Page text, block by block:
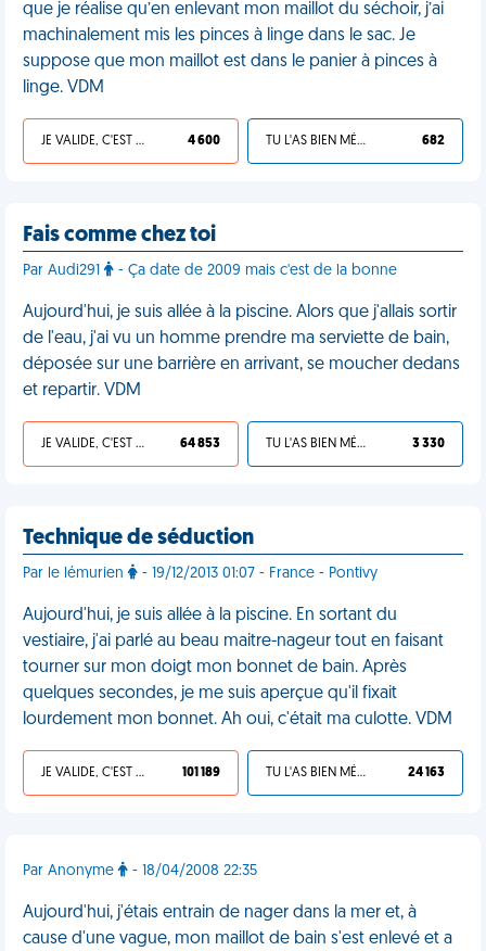
que je réalise qu’en enlevant mon maillot du séchoir, j’ai
machinalement mis les pinces à linge dans le sac. Je
suppose que mon maillot est dans le panier à pinces à
linge. VDM
JE VALIDE, C'EST UNE VDM 4 600 TU L'AS BIEN MÉRITÉ 682
Fais comme chez toi
Par Audi291 - Ça date de 2009 mais c'est de la bonne
Aujourd'hui, je suis allée à la piscine. Alors que j'allais sortir
de l'eau, j'ai vu un homme prendre ma serviette de bain,
déposée sur une barrière en arrivant, se moucher dedans
et repartir. VDM
JE VALIDE, C'EST UNE VDM 64 853 TU L'AS BIEN MÉRITÉ 3 330
Technique de séduction
Par le lémurien - 19/12/2013 01:07 - France - Pontivy
Aujourd'hui, je suis allée à la piscine. En sortant du
vestiaire, j'ai parlé au beau maitre-nageur tout en faisant
tourner sur mon doigt mon bonnet de bain. Après
quelques secondes, je me suis aperçue qu'il fixait
lourdement mon bonnet. Ah oui, c'était ma culotte. VDM
JE VALIDE, C'EST UNE VDM 101 189 TU L'AS BIEN MÉRITÉ 24 163
Par Anonyme - 18/04/2008 22:35
Aujourd'hui, j'étais entrain de nager dans la mer et, à
cause d'une vague, mon maillot de bain s'est enlevé et a